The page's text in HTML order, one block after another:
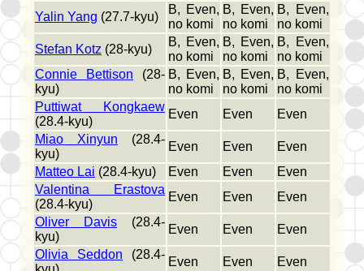
Yalin Yang (27.7-kyu)
B, Even,
no komi
B, Even,
no komi
B, Even,
no komi
Stefan Kotz (28-kyu)
B, Even,
no komi
B, Even,
no komi
B, Even,
no komi
Connie Bettison (28-
kyu)
B, Even,
no komi
B, Even,
no komi
B, Even,
no komi
Puttiwat Kongkaew
(28.4-kyu)
Even Even
Even
Miao Xinyun (28.4-
kyu)
Even Even
Even
Matteo Lai (28.4-kyu) Even Even
Even
Valentina Erastova
(28.4-kyu)
Even Even
Even
Oliver Davis (28.4-
kyu)
Even Even
Even
Olivia Seddon (28.4-
Even Even Even